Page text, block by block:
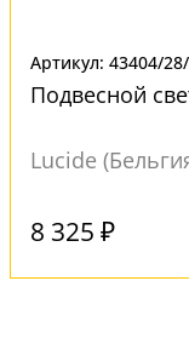
Артикул: 43404/
Подвесной
Lucide
8 325 ₽